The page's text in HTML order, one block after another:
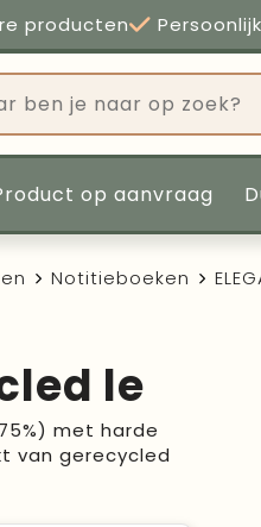
producten
op aanvraag
Notitieboeken
le
met harde
van gerecycled